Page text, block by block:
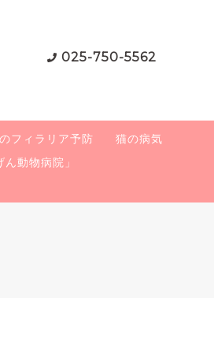
025-750-5562
フィラリア予防
猫の病気
動物病院」